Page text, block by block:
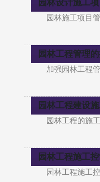
园林设计施工
园林施工项目
园林工程管理
加强园林工程
园林工程建设
园林工程的施
园林工程施工
园林工程施工